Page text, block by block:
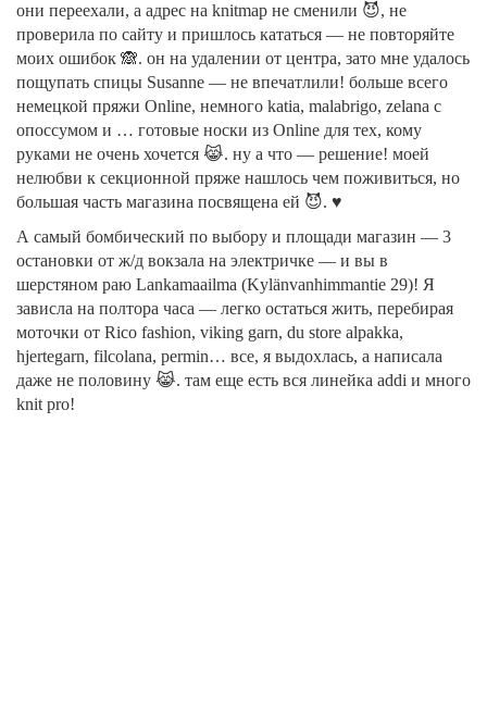
они переехали, а адрес на knitmap не сменили 😈, не
проверила по сайту и пришлось кататься — не повторяйте
моих ошибок 🙈. он на удалении от центра, зато мне удалось
пощупать спицы Susanne — не впечатлили! больше всего
немецкой пряжи Online, немного katia, malabrigo, zelana с
опоссумом и … готовые носки из Online для тех, кому
руками не очень хочется 😹. ну а что — решение! моей
нелюбви к секционной пряже нашлось чем поживиться, но
большая часть магазина посвящена ей 😈. ♥️
А самый бомбический по выбору и площади магазин — 3
остановки от ж/д вокзала на электричке — и вы в
шерстяном раю Lankamaailma (Kylänvanhimmantie 29)! Я
зависла на полтора часа — легко остаться жить, перебирая
моточки от Rico fashion, viking garn, du store alpakka,
hjertegarn, filcolana, permin… все, я выдохлась, а написала
даже не половину 😹. там еще есть вся линейка addi и много
knit pro!